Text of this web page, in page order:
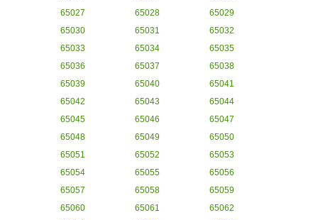
65027
65028
65029
65030
65031
65032
65033
65034
65035
65036
65037
65038
65039
65040
65041
65042
65043
65044
65045
65046
65047
65048
65049
65050
65051
65052
65053
65054
65055
65056
65057
65058
65059
65060
65061
65062